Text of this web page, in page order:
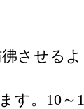
させるよ
。10